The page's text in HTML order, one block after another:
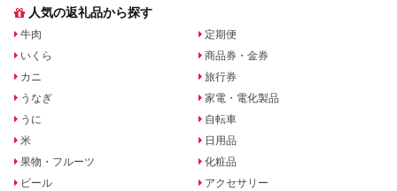
人気の返礼品から探す
牛肉
いくら
カニ
うなぎ
うに
米
果物・フルーツ
ビール
定期便
商品券・金券
旅行券
家電・電化製品
自転車
日用品
化粧品
アクセサリー